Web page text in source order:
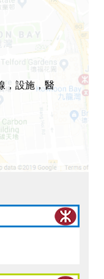
，設施，醫